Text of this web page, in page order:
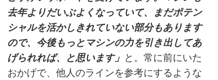
去年よりだいぶよくなっていて、まだポテン
シャルを活かしきれていない部分もあります
ので、今後もっとマシンの力を引き出してあ
げられれば、と思います」 と。常に前にいた
おかげで、他人のラインを参考にするような